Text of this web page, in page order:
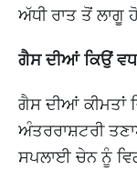
ਅੱਧੀ ਰਾਤ ਤੋਂ
ਗੈਸ ਦੀਆਂ ਕਿਉਂ
ਗੈਸ ਦੀਆਂ ਕੀਮਤਾਂ
ਅੰਤਰਰਾਸ਼ਟਰੀ
ਸਪਲਾਈ ਚੇਨ ਨੂੰ